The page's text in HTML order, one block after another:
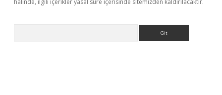
halinde, ilgili içerikler yasal süre içerisinde sitemizden kaldırılacaktır.